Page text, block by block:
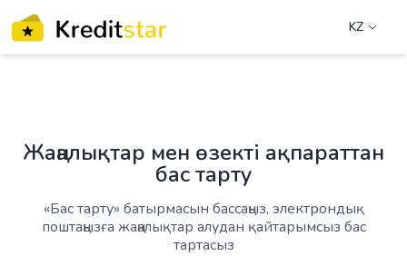
KZ
Жаңалықтар мен өзекті ақпараттан
бас тарту
«Бас тарту» батырмасын бассаңыз, электрондық
поштаңызға жаңалықтар алудан қайтарымсыз бас
тартасыз